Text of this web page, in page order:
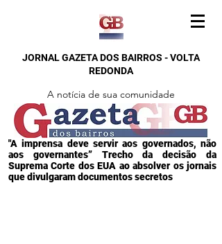
JORNAL GAZETA DOS BAIRROS - VOLTA
REDONDA
A notícia de sua comunidade
"A imprensa deve servir aos governados, não
aos governantes” Trecho da decisão da
Suprema Corte dos EUA ao absolver os jornais
que divulgaram documentos secretos